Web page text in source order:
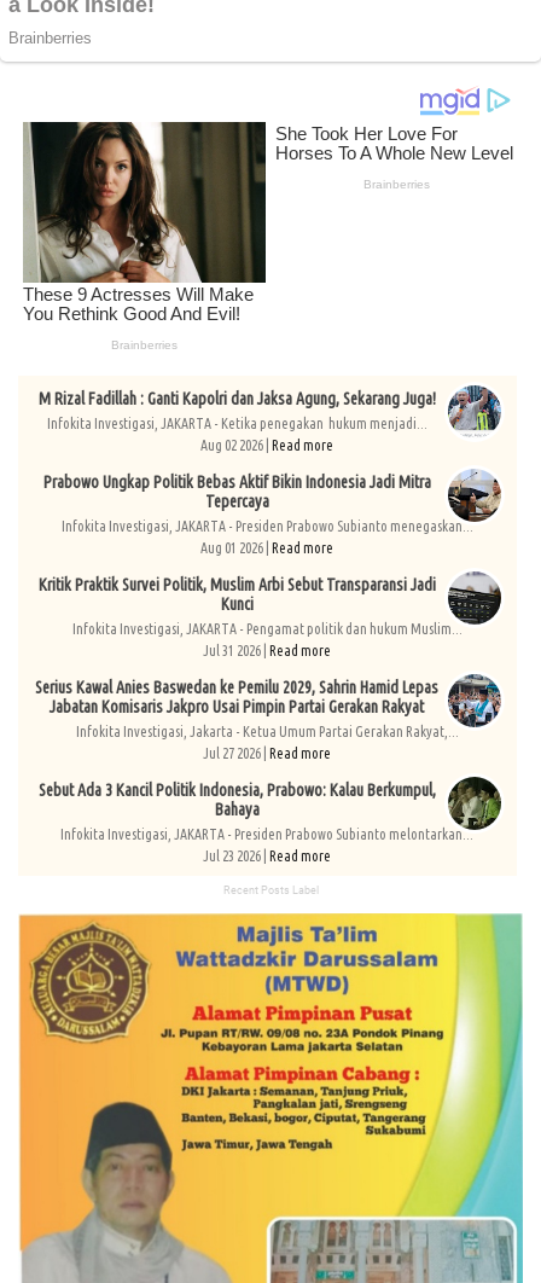
M Rizal Fadillah : Ganti Kapolri dan Jaksa Agung, Sekarang Juga!
Infokita Investigasi, JAKARTA - Ketika penegakan hukum menjadi...
Aug 02 2026 | Read more
Prabowo Ungkap Politik Bebas Aktif Bikin Indonesia Jadi Mitra
Tepercaya
Infokita Investigasi, JAKARTA - Presiden Prabowo Subianto menegaskan...
Aug 01 2026 | Read more
Kritik Praktik Survei Politik, Muslim Arbi Sebut Transparansi Jadi
Kunci
Infokita Investigasi, JAKARTA - Pengamat politik dan hukum Muslim...
Jul 31 2026 | Read more
Serius Kawal Anies Baswedan ke Pemilu 2029, Sahrin Hamid Lepas
Jabatan Komisaris Jakpro Usai Pimpin Partai Gerakan Rakyat
Infokita Investigasi, Jakarta - Ketua Umum Partai Gerakan Rakyat,...
Jul 27 2026 | Read more
Sebut Ada 3 Kancil Politik Indonesia, Prabowo: Kalau Berkumpul,
Bahaya
Infokita Investigasi, JAKARTA - Presiden Prabowo Subianto melontarkan...
Jul 23 2026 | Read more
Recent Posts Label